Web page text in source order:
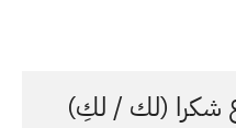
شكرا (لك / لكِ)